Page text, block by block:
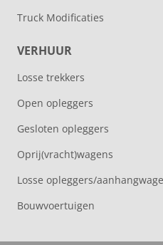
Truck Modificaties
VERHUUR
Losse trekkers
Open opleggers
Gesloten opleggers
Oprij(vracht)wagens
Losse opleggers/
Bouwvoertuigen